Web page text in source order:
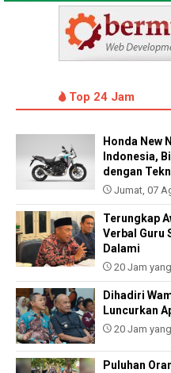
Top 24 Jam
Honda New
Indonesia,
dengan
Jumat, 07
Terungkap
Verbal Guru
Dalami
20 Jam
Dihadiri
Luncurkan
20 Jam
Puluhan